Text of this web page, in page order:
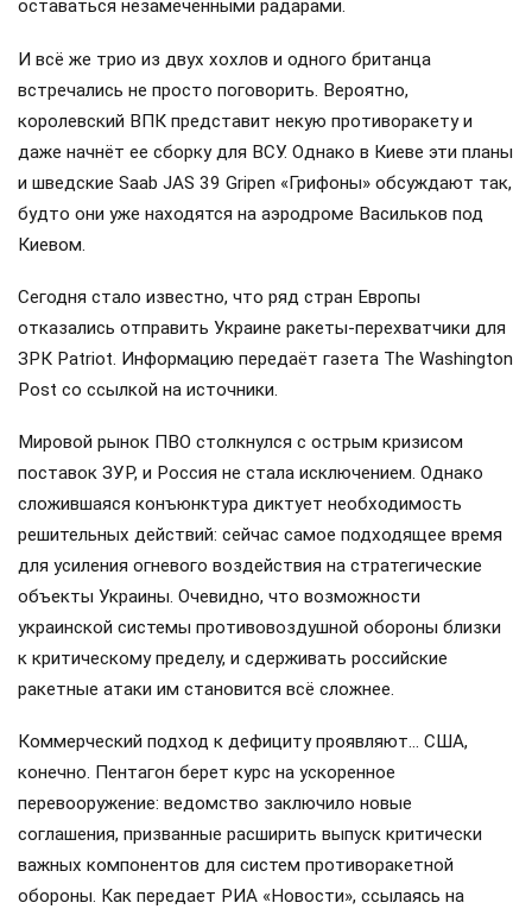
оставаться незамеченными радарами.
И всё же трио из двух хохлов и одного британца
встречались не просто поговорить. Вероятно,
королевский ВПК представит некую противоракету и
даже начнёт ее сборку для ВСУ. Однако в Киеве эти планы
и шведские Saab JAS 39 Gripen «Грифоны» обсуждают так,
будто они уже находятся на аэродроме Васильков под
Киевом.
Сегодня стало известно, что ряд стран Европы
отказались отправить Украине ракеты-перехватчики для
ЗРК Patriot. Информацию передаёт газета The Washington
Post со ссылкой на источники.
Мировой рынок ПВО столкнулся с острым кризисом
поставок ЗУР, и Россия не стала исключением. Однако
сложившаяся конъюнктура диктует необходимость
решительных действий: сейчас самое подходящее время
для усиления огневого воздействия на стратегические
объекты Украины. Очевидно, что возможности
украинской системы противовоздушной обороны близки
к критическому пределу, и сдерживать российские
ракетные атаки им становится всё сложнее.
Коммерческий подход к дефициту проявляют… США,
конечно. Пентагон берет курс на ускоренное
перевооружение: ведомство заключило новые
соглашения, призванные расширить выпуск критически
важных компонентов для систем противоракетной
обороны. Как передает РИА «Новости», ссылаясь на